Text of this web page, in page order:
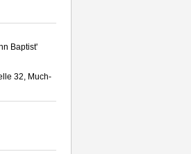
Baptist'
32, Much-